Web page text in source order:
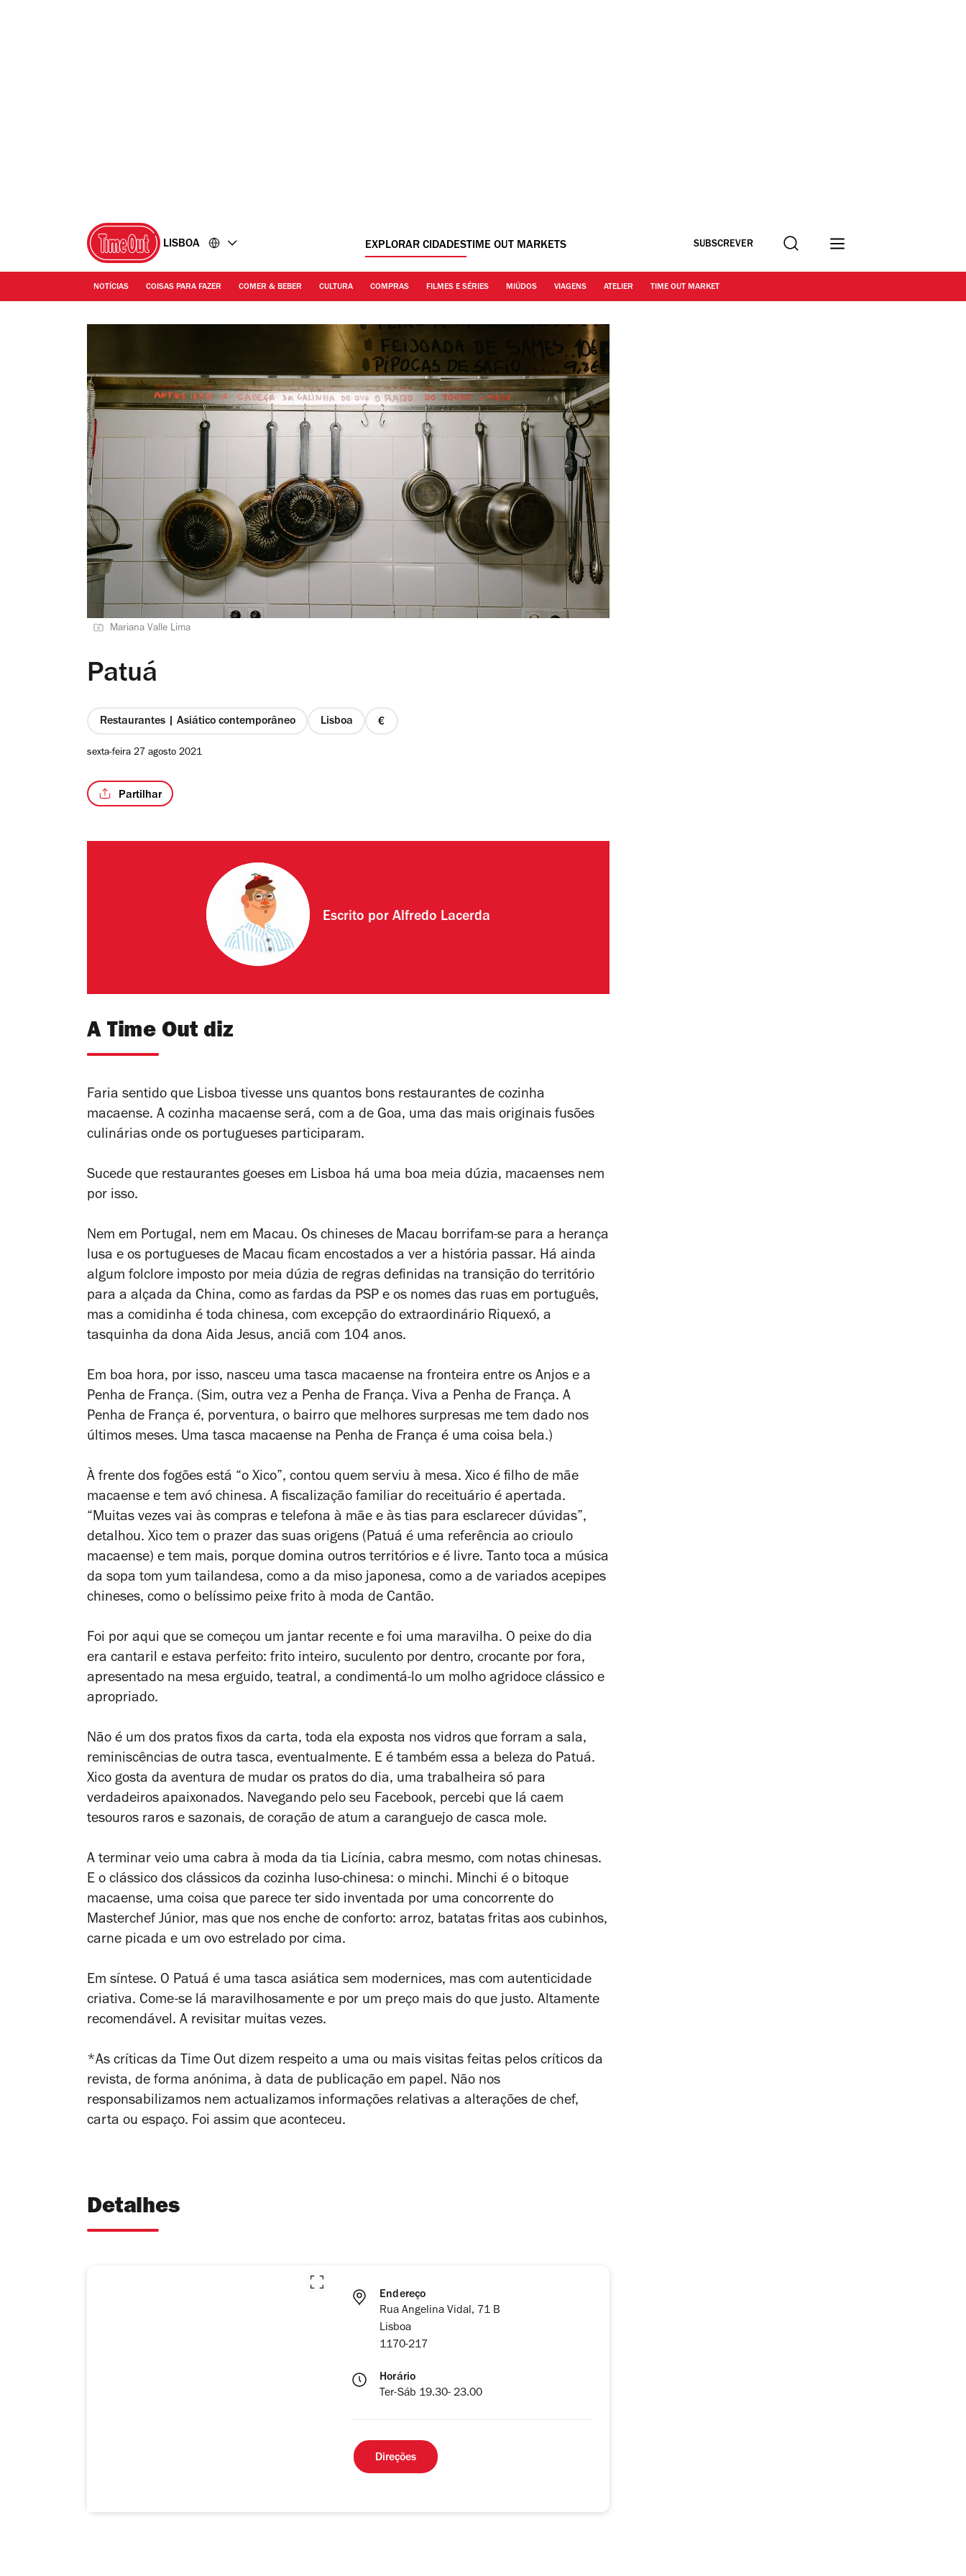
LISBOA EXPLORAR CIDADESTIME OUT MARKETS SUBSCREVER Procurar
NOTÍCIAS COISAS PARA FAZER COMER & BEBER CULTURA COMPRAS FILMES E SÉRIES MIÚDOS VIAGENS ATELIER TIME OUT MARKET
Mariana Valle Lima
Patuá
Restaurantes | Asiático contemporâneo Lisboa
preço
sexta-feira 27 agosto 2021
Partilhar
Escrito por Alfredo Lacerda
A Time Out diz
Faria sentido que Lisboa tivesse uns quantos bons restaurantes de cozinha
macaense. A cozinha macaense será, com a de Goa, uma das mais originais fusões
culinárias onde os portugueses participaram.
Sucede que restaurantes goeses em Lisboa há uma boa meia dúzia, macaenses nem
por isso.
Nem em Portugal, nem em Macau. Os chineses de Macau borrifam-se para a herança
lusa e os portugueses de Macau ficam encostados a ver a história passar. Há ainda
algum folclore imposto por meia dúzia de regras definidas na transição do território
para a alçada da China, como as fardas da PSP e os nomes das ruas em português,
mas a comidinha é toda chinesa, com excepção do extraordinário Riquexó, a
tasquinha da dona Aida Jesus, anciã com 104 anos.
Em boa hora, por isso, nasceu uma tasca macaense na fronteira entre os Anjos e a
Penha de França. (Sim, outra vez a Penha de França. Viva a Penha de França. A
Penha de França é, porventura, o bairro que melhores surpresas me tem dado nos
últimos meses. Uma tasca macaense na Penha de França é uma coisa bela.)
À frente dos fogões está “o Xico”, contou quem serviu à mesa. Xico é filho de mãe
macaense e tem avó chinesa. A fiscalização familiar do receituário é apertada.
“Muitas vezes vai às compras e telefona à mãe e às tias para esclarecer dúvidas”,
detalhou. Xico tem o prazer das suas origens (Patuá é uma referência ao crioulo
macaense) e tem mais, porque domina outros territórios e é livre. Tanto toca a música
da sopa tom yum tailandesa, como a da miso japonesa, como a de variados acepipes
chineses, como o belíssimo peixe frito à moda de Cantão.
Foi por aqui que se começou um jantar recente e foi uma maravilha. O peixe do dia
era cantaril e estava perfeito: frito inteiro, suculento por dentro, crocante por fora,
apresentado na mesa erguido, teatral, a condimentá-lo um molho agridoce clássico e
apropriado.
Não é um dos pratos fixos da carta, toda ela exposta nos vidros que forram a sala,
reminiscências de outra tasca, eventualmente. E é também essa a beleza do Patuá.
Xico gosta da aventura de mudar os pratos do dia, uma trabalheira só para
verdadeiros apaixonados. Navegando pelo seu Facebook, percebi que lá caem
tesouros raros e sazonais, de coração de atum a caranguejo de casca mole.
A terminar veio uma cabra à moda da tia Licínia, cabra mesmo, com notas chinesas.
E o clássico dos clássicos da cozinha luso-chinesa: o minchi. Minchi é o bitoque
macaense, uma coisa que parece ter sido inventada por uma concorrente do
Masterchef Júnior, mas que nos enche de conforto: arroz, batatas fritas aos cubinhos,
carne picada e um ovo estrelado por cima.
Em síntese. O Patuá é uma tasca asiática sem modernices, mas com autenticidade
criativa. Come-se lá maravilhosamente e por um preço mais do que justo. Altamente
recomendável. A revisitar muitas vezes.
*As críticas da Time Out dizem respeito a uma ou mais visitas feitas pelos críticos da
revista, de forma anónima, à data de publicação em papel. Não nos
responsabilizamos nem actualizamos informações relativas a alterações de chef,
carta ou espaço. Foi assim que aconteceu.
Detalhes
Endereço
Rua Angelina Vidal, 71 B
Lisboa
1170-217
Horário
Ter-Sáb 19.30- 23.00
Direções